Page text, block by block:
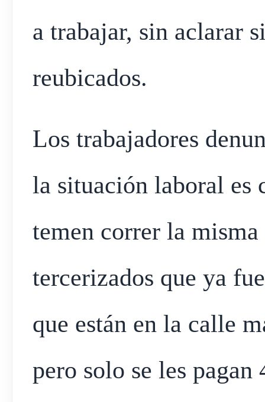
a trabajar, sin aclarar
reubicados.
Los trabajadores
la situación laboral es
temen correr la
tercerizados que ya
que están en la calle
pero solo se les